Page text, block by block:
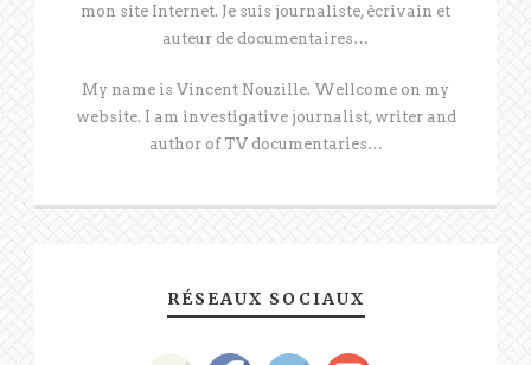
mon site Internet. Je suis journaliste, écrivain et
auteur de documentaires…
My name is Vincent Nouzille. Wellcome on my
website. I am investigative journalist, writer and
author of TV documentaries…
RÉSEAUX SOCIAUX